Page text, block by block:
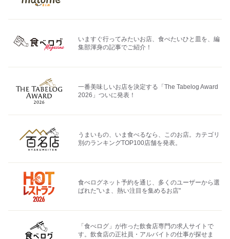
いますぐ行ってみたいお店、食べたいひと皿を、編
集部渾身の記事でご紹介！
一番美味しいお店を決定する「The Tabelog Award
2026」ついに発表！
うまいもの、いま食べるなら、このお店。カテゴリ
別のランキングTOP100店舗を発表。
食べログネット予約を通じ、多くのユーザーから選
ばれた"いま、熱い注目を集めるお店"
「食べログ」が作った飲食店専門の求人サイトで
す。飲食店の正社員・アルバイトの仕事が探せま